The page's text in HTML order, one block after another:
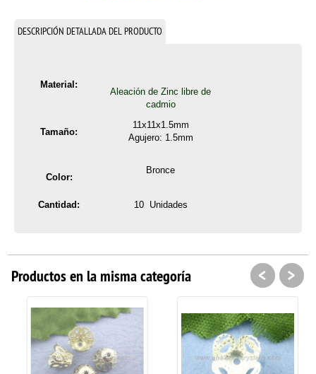
DESCRIPCIÓN DETALLADA DEL PRODUCTO
Material:
Aleación de Zinc libre de
cadmio
Tamaño:
11x11x1.5mm
Agujero: 1.5mm
Color:
Bronce
Cantidad: 10 Unidades
Productos en la misma categoría < >